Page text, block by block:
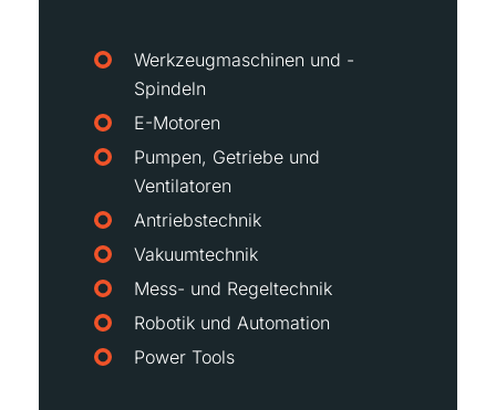
Werkzeugmaschinen und -
Spindeln
E-Motoren
Pumpen, Getriebe und
Ventilatoren
Antriebstechnik
Vakuumtechnik
Mess- und Regeltechnik
Robotik und Automation
Power Tools